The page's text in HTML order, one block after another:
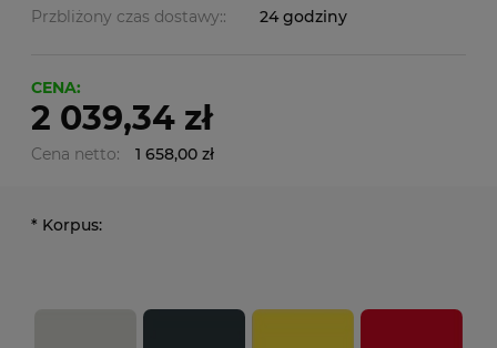
Przbliżony czas dostawy::
24 godziny
CENA:
2 039,34 zł
Cena netto: 1 658,00 zł
* Korpus: